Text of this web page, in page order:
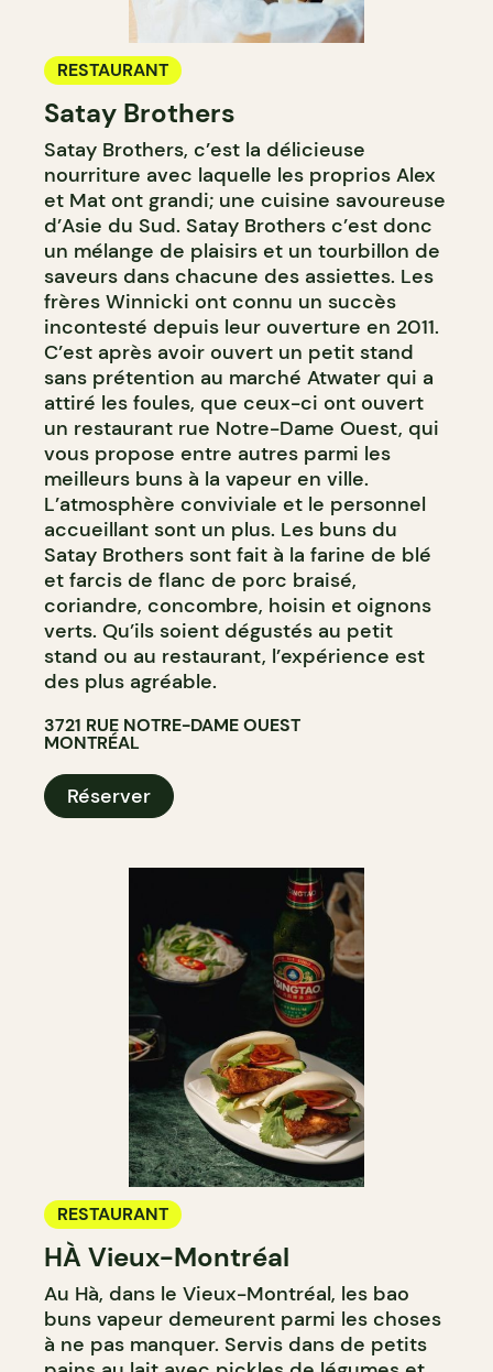
RESTAURANT
Satay Brothers
Satay Brothers, c’est la délicieuse
nourriture avec laquelle les proprios Alex
et Mat ont grandi; une cuisine savoureuse
d’Asie du Sud. Satay Brothers c’est donc
un mélange de plaisirs et un tourbillon de
saveurs dans chacune des assiettes. Les
frères Winnicki ont connu un succès
incontesté depuis leur ouverture en 2011.
C’est après avoir ouvert un petit stand
sans prétention au marché Atwater qui a
attiré les foules, que ceux-ci ont ouvert
un restaurant rue Notre-Dame Ouest, qui
vous propose entre autres parmi les
meilleurs buns à la vapeur en ville.
L’atmosphère conviviale et le personnel
accueillant sont un plus. Les buns du
Satay Brothers sont fait à la farine de blé
et farcis de flanc de porc braisé,
coriandre, concombre, hoisin et oignons
verts. Qu’ils soient dégustés au petit
stand ou au restaurant, l’expérience est
des plus agréable.
3721 RUE NOTRE-DAME OUEST
MONTRÉAL
Réserver
RESTAURANT
HÀ Vieux-Montréal
Au Hà, dans le Vieux-Montréal, les bao
buns vapeur demeurent parmi les choses
à ne pas manquer. Servis dans de petits